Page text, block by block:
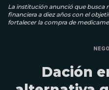
La institución anunció que busca
financiera a diez años con el
fortalecer la compra de
Dación